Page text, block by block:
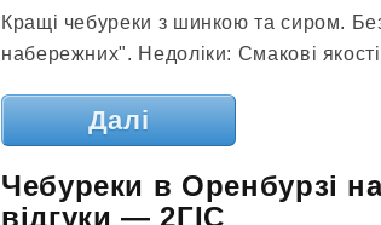
Кращі чебуреки з шинкою та сиром.
набережних". Недоліки: Смакові
Далі
Чебуреки в Оренбурзі
відгуки — 2ГІС